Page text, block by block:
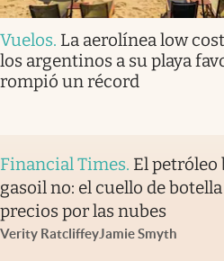
Vuelos. La aerolínea low
los argentinos a su playa
rompió un récord
Financial Times. El petróleo
gasoil no: el cuello de
precios por las nubes
Verity RatcliffeyJamie Smyth